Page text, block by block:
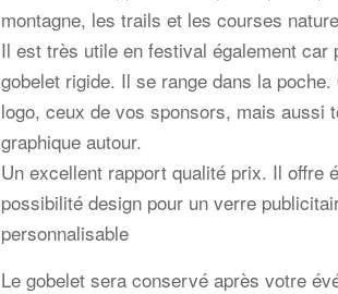
montagne, les trails et les courses
Il est très utile en festival également car
gobelet rigide. Il se range dans la
logo, ceux de vos sponsors, mais aussi
graphique autour.
Un excellent rapport qualité prix. Il offre
possibilité design pour un verre
personnalisable
Le gobelet sera conservé après votre